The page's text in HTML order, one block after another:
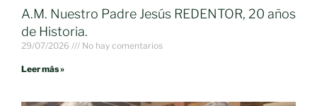
A.M. Nuestro Padre Jesús REDENTOR, 20 años
de Historia.
29/07/2026 No hay comentarios
Leer más »